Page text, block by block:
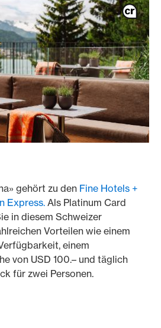
gehört zu den Fine Hotels +
Express.Als Platinum Card
in diesem Schweizer
Vorteilen wie einem
einem
von USD 100.– und täglich
für zwei Personen.